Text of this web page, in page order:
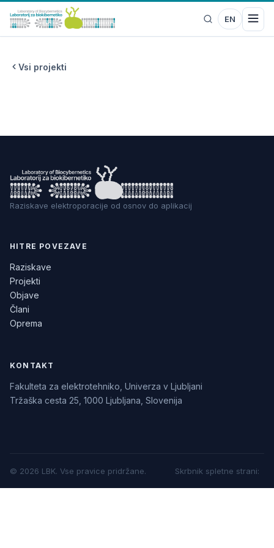
EN
Vsi projekti
Raziskave elektroporacije od osnov do aplikacij
HITRE POVEZAVE
Raziskave
Projekti
Objave
Člani
Oprema
KONTAKT
Fakulteta za elektrotehniko, Univerza v Ljubljani
Tržaška cesta 25, 1000 Ljubljana, Slovenija
© 2026 LBK. Vse pravice pridržane. Skrbnik spletne strani: